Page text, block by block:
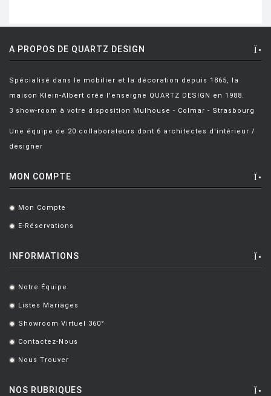
A PROPOS DE QUARTZ DESIGN
Spécialisé dans le mobilier et la décoration depuis 1865, la
maison Klein-Albert crée l'enseigne QUARTZ DESIGN en 1988.
3 show-room à votre disposition Mulhouse - Colmar - Strasbourg
Une équipe de 20 collaborateurs dont 6 architectes d'intérieur /
designer
MON COMPTE
. Mon Compte
. E-Réservations
INFORMATIONS
. Notre Équipe
. Listes Mariages
. Showroom Virtuel 360°
. Contactez-Nous
. Nous Trouver
NOS RUBRIQUES